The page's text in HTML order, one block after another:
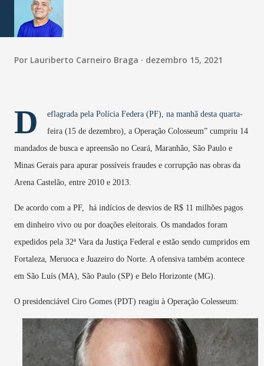
Por Lauriberto Carneiro Braga dezembro 15, 2021
D
eflagrada pela Polícia Federa (PF), na manhã desta quarta-
feira (15 de dezembro), a Operação Colosseum” cumpriu 14
mandados de busca e apreensão no Ceará, Maranhão, São Paulo e
Minas Gerais para apurar possíveis fraudes e corrupção nas obras da
Arena Castelão, entre 2010 e 2013.
De acordo com a PF, há indícios de desvios de R$ 11 milhões pagos
em dinheiro vivo ou por doações eleitorais. Os mandados foram
expedidos pela 32ª Vara da Justiça Federal e estão sendo cumpridos em
Fortaleza, Meruoca e Juazeiro do Norte. A ofensiva também acontece
em São Luís (MA), São Paulo (SP) e Belo Horizonte (MG).
O presidenciável Ciro Gomes (PDT) reagiu à Operação Colesseum: